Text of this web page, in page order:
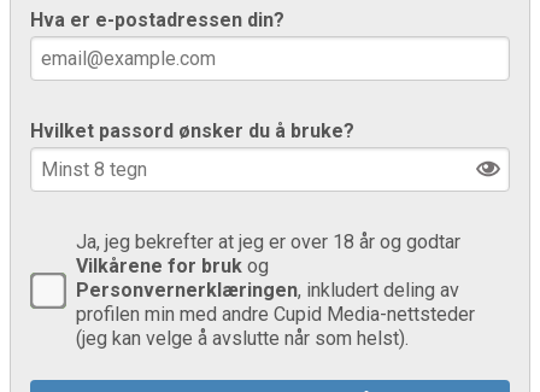
Hva er e-postadressen din?
Hvilket passord ønsker du å bruke?
Ja, jeg bekrefter at jeg er over 18 år og godtar
Vilkårene for bruk og
Personvernerklæringen, inkludert deling av
profilen min med andre Cupid Media-nettsteder
(jeg kan velge å avslutte når som helst).